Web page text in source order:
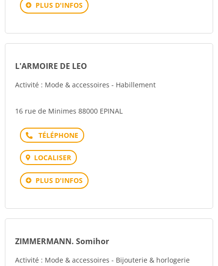
PLUS D'INFOS
L'ARMOIRE DE LEO
Activité : Mode & accessoires - Habillement
16 rue de Minimes 88000 EPINAL
Téléphone
LOCALISER
PLUS D'INFOS
ZIMMERMANN. Somihor
Activité : Mode & accessoires - Bijouterie & horlogerie